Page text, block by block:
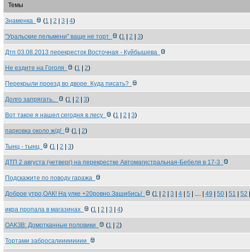
Темы
Знаменка (1 2 3 4)
"Уральские пельмени" ваще не торт (1 2 3)
Дтп 03.08.2013 перекресток Восточная - Куйбышева
Не ездите на Гоголя (1 2)
Перекрыли проезд во дворе. Куда писать?
Долго запрягать.. (1 2 3)
Вот такое я нашел сегодня в лесу (1 2 3)
парковка около ж/д! (1 2)
Тынц - тынц (1 2 3)
ДТП 2 августа (четверг) на перекрестке Автомагистральная-Бебеля в 17-3
Подскажите по поводу гаража
Доброе утро,ОАК! На улке +20ровно.Зашибись! (1 2 3 4 5 | .... | 49 50 51 52
икра пропала в магазинах (1 2 3 4)
ОАКЗВ: Домотканные половики (1 2)
Тортами забросалииииииии